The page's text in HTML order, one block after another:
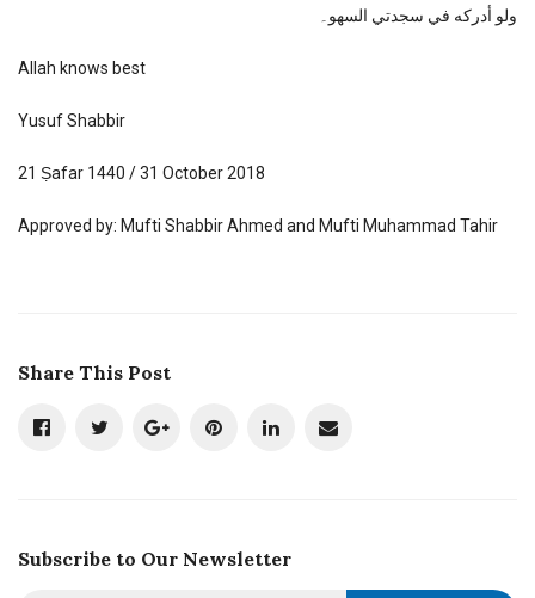
ولو أدركه في سجدتي السهو۔
Allah knows best
Yusuf Shabbir
21 Ṣafar 1440 / 31 October 2018
Approved by: Mufti Shabbir Ahmed and Mufti Muhammad Tahir
Share This Post
Subscribe to Our Newsletter